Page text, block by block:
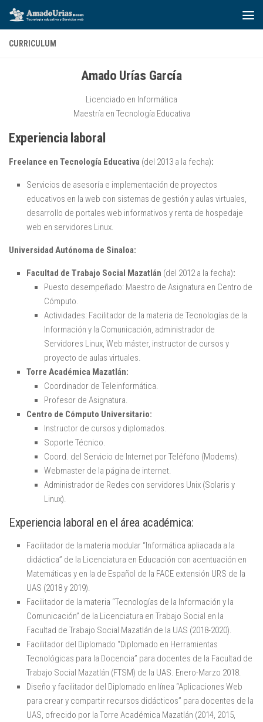
Saltar al contenido
CURRICULUM
Amado Urías García
Licenciado en Informática
Maestría en Tecnología Educativa
Experiencia laboral
Freelance en Tecnología Educativa (del 2013 a la fecha):
Servicios de asesoría e implementación de proyectos
educativos en la web con sistemas de gestión y aulas virtuales,
desarrollo de portales web informativos y renta de hospedaje
web en servidores Linux.
Universidad Autónoma de Sinaloa:
Facultad de Trabajo Social Mazatlán (del 2012 a la fecha):
Puesto desempeñado: Maestro de Asignatura en Centro de
Cómputo.
Actividades: Facilitador de la materia de Tecnologías de la
Información y la Comunicación, administrador de
Servidores Linux, Web máster, instructor de cursos y
proyecto de aulas virtuales.
Torre Académica Mazatlán:
Coordinador de Teleinformática.
Profesor de Asignatura.
Centro de Cómputo Universitario:
Instructor de cursos y diplomados.
Soporte Técnico.
Coord. del Servicio de Internet por Teléfono (Modems).
Webmaster de la página de internet.
Administrador de Redes con servidores Unix (Solaris y
Linux).
Experiencia laboral en el área académica:
Facilitador de la materia modular “Informática apliacada a la
didáctica” de la Licenciatura en Educación con acentuación en
Matemáticas y en la de Español de la FACE extensión URS de la
UAS (2018 y 2019).
Facilitador de la materia “Tecnologías de la Información y la
Comunicación” de la Licenciatura en Trabajo Social en la
Facultad de Trabajo Social Mazatlán de la UAS (2018-2020).
Facilitador del Diplomado “Diplomado en Herramientas
Tecnológicas para la Docencia” para docentes de la Facultad de
Trabajo Social Mazatlán (FTSM) de la UAS. Enero-Marzo 2018.
Diseño y facilitador del Diplomado en línea “Aplicaciones Web
para crear y compartir recursos didácticos” para docentes de la
UAS, ofrecido por la Torre Académica Mazatlán (2014, 2015,